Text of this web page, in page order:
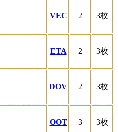
VEC 2 3枚
ETA 2 3枚
DOV 2 3枚
OOT 3 3枚